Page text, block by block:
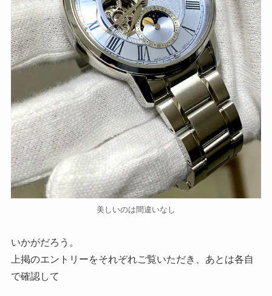
美しいのは間違いなし
いかがだろう。
上掲のエントリーをそれぞれご覧いただき、あとは各自
で確認して